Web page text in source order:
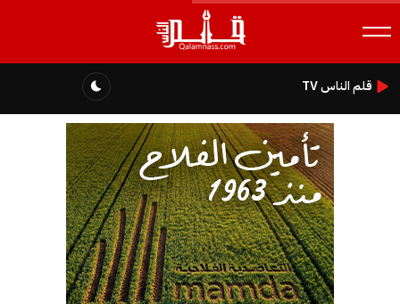
قلم الناس TV